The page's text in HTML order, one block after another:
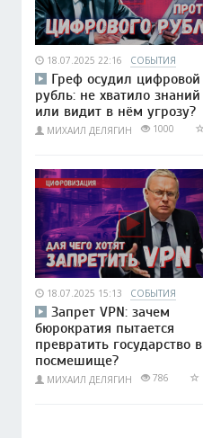
18.07.2025 22:16 СОБЫТИЯ
Греф осудил цифровой
рубль: не хватило знаний
или видит в нём угрозу?
МИХАИЛ ДЕЛЯГИН 1000
18.07.2025 15:13 СОБЫТИЯ
Запрет VPN: зачем
бюрократия пытается
превратить государство в
посмешище?
МИХАИЛ ДЕЛЯГИН 786